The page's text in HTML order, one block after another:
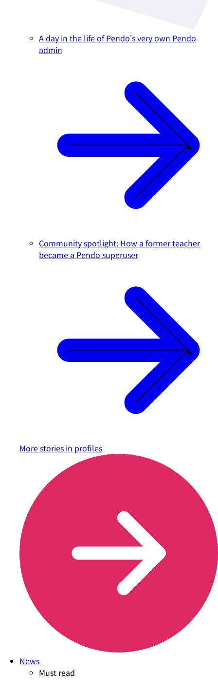
A day in the life of Pendo's very own Pendo
admin
Community spotlight: How a former teacher
became a Pendo superuser
More stories in profiles
News
Must read